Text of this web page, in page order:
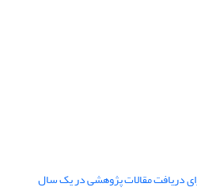
دریافت مقالات پژوهشی در یک سال